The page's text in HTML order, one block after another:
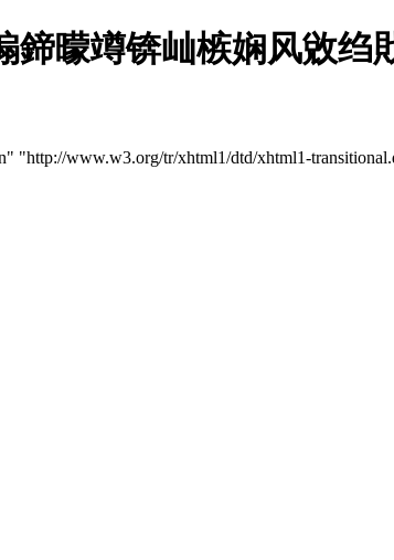
鍗曚竴锛屾槉娴风敓
"http://www.w3.org/tr/xhtml1/dtd/xhtml1-